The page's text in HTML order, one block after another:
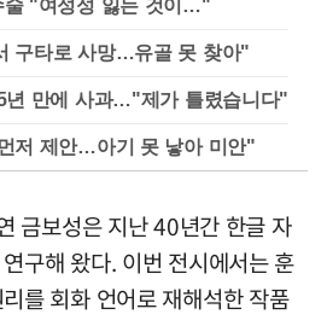
술 "여성성 잃는 것이…"
구타로 사망…유골 못 찾아"
년 만에 사과…"제가 틀렸습니다"
저 제안…아기 못 낳아 미안"
금보성은 지난 40년간 한글 자
구해 왔다. 이번 전시에서는 훈
를 회화 언어로 재해석한 작품